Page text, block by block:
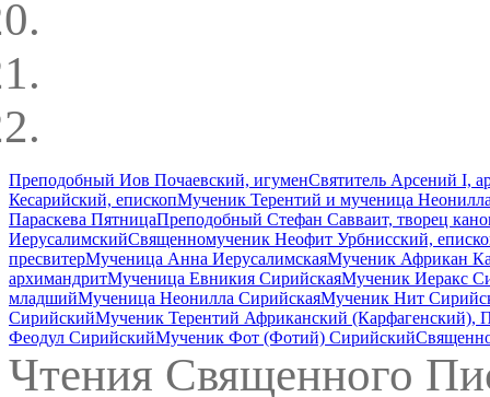
Преподобный Иов Почаевский, игуменСвятитель Арсений I,
Кесарийский, епископМученик Терентий и мученица
Параскева ПятницаПреподобный Стефан Савваит, творец
ИерусалимскийСвященномученик Неофит Урбнисский,
пресвитерМученица Анна ИерусалимскаяМученик Африкан
архимандритМученица Евникия СирийскаяМученик Иеракс
младшийМученица Неонилла СирийскаяМученик Нит
СирийскийМученик Терентий Африканский (Карфагенский),
Феодул СирийскийМученик Фот (Фотий) Сирийский
Чтения Священного